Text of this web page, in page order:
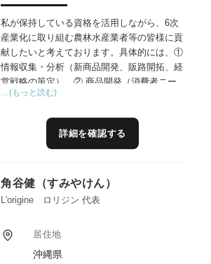
私が保持している資格を活用しながら、6次
産業化に取り組む農林水産業者等の皆様に貢
献したいと考えております。具体的には、①
情報収集・分析（新商品開発、販路開拓、経
営戦略の策定）、② 商品開発（消費者ニー
ズや市場動向を分析し、ニーズに合致した新
のネーミングやパッケージデザイン、広告文
案なども作成支援、インフルエンサーマーケ
ーケティング戦略を立案・実行、SNSやWeb
サイトなどを活用した販促活動）、④人材育
海外進出支援など様々な形で6次産業化に取
り組む農林水産業者等の皆様を支援して行き
たいと考えております。また、ブランドマネ
…(もっと読む)
詳細を確認する
角谷健（すみやけん）
L'origine ロリジン 代表
居住地
沖縄県